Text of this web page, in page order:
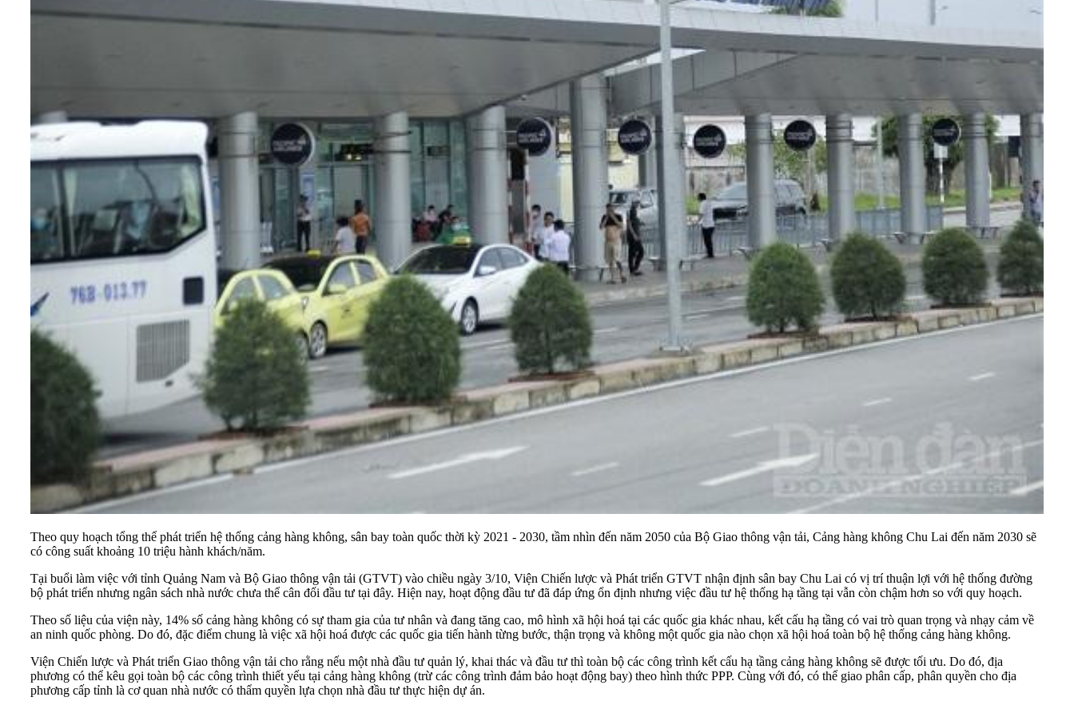
Theo quy hoạch tổng thể phát triển hệ thống cảng hàng không, sân bay toàn quốc thời kỳ 2021 - 2030, tầm nhìn đến năm 2050 của Bộ Giao thông vận tải, Cảng hàng không Chu Lai đến năm 2030 sẽ
có công suất khoảng 10 triệu hành khách/năm.
Tại buổi làm việc với tỉnh Quảng Nam và Bộ Giao thông vận tải (GTVT) vào chiều ngày 3/10, Viện Chiến lược và Phát triển GTVT nhận định sân bay Chu Lai có vị trí thuận lợi với hệ thống đường
bộ phát triển nhưng ngân sách nhà nước chưa thể cân đối đầu tư tại đây. Hiện nay, hoạt động đầu tư đã đáp ứng ổn định nhưng việc đầu tư hệ thống hạ tầng tại vẫn còn chậm hơn so với quy hoạch.
Theo số liệu của viện này, 14% số cảng hàng không có sự tham gia của tư nhân và đang tăng cao, mô hình xã hội hoá tại các quốc gia khác nhau, kết cấu hạ tầng có vai trò quan trọng và nhạy cảm về
an ninh quốc phòng. Do đó, đặc điểm chung là việc xã hội hoá được các quốc gia tiến hành từng bước, thận trọng và không một quốc gia nào chọn xã hội hoá toàn bộ hệ thống cảng hàng không.
Viện Chiến lược và Phát triển Giao thông vận tải cho rằng nếu một nhà đầu tư quản lý, khai thác và đầu tư thì toàn bộ các công trình kết cấu hạ tầng cảng hàng không sẽ được tối ưu. Do đó, địa
phương có thể kêu gọi toàn bộ các công trình thiết yếu tại cảng hàng không (trừ các công trình đảm bảo hoạt động bay) theo hình thức PPP. Cùng với đó, có thể giao phân cấp, phân quyền cho địa
phương cấp tỉnh là cơ quan nhà nước có thẩm quyền lựa chọn nhà đầu tư thực hiện dự án.